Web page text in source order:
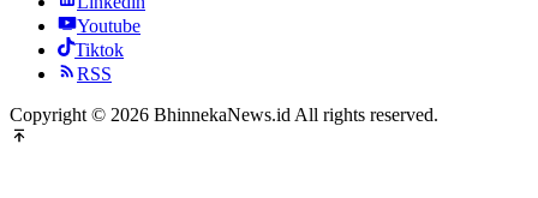
Youtube
Tiktok
RSS
Copyright © 2026 BhinnekaNews.id All rights reserved.